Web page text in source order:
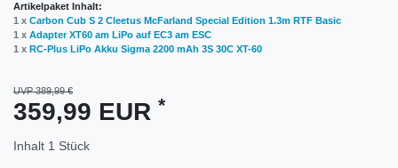
Artikelpaket Inhalt:
1 x Carbon Cub S 2 Cleetus McFarland Special Edition 1.3m RTF Basic
1 x Adapter XT60 am LiPo auf EC3 am ESC
1 x RC-Plus LiPo Akku Sigma 2200 mAh 3S 30C XT-60
UVP 389,99 €
359,99 EUR *
Inhalt 1 Stück